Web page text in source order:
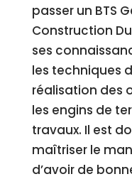
passer un BTS
Construction
ses
les techniques
réalisation des
les engins de
travaux. Il est
maîtriser le
d’avoir de